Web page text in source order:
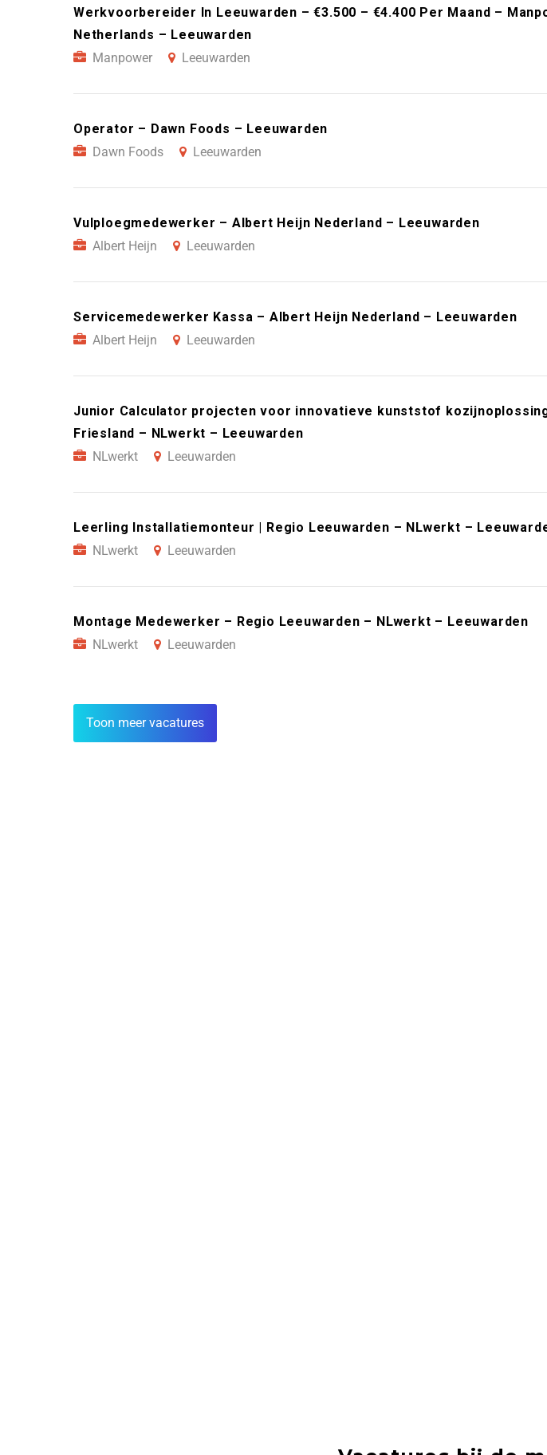
Werkvoorbereider In Leeuwarden – €3.500 – €4.400 Per Maand –
Netherlands – Leeuwarden
Manpower
Leeuwarden
Operator – Dawn Foods – Leeuwarden
Dawn Foods
Leeuwarden
Vulploegmedewerker – Albert Heijn Nederland – Leeuwarden
Albert Heijn
Leeuwarden
Servicemedewerker Kassa – Albert Heijn Nederland – Leeuwarden
Albert Heijn
Leeuwarden
Junior Calculator projecten voor innovatieve kunststof
Friesland – NLwerkt – Leeuwarden
NLwerkt
Leeuwarden
Leerling Installatiemonteur | Regio Leeuwarden – NLwerkt –
NLwerkt
Leeuwarden
Montage Medewerker – Regio Leeuwarden – NLwerkt – Leeuwarden
NLwerkt
Leeuwarden
Toon meer vacatures